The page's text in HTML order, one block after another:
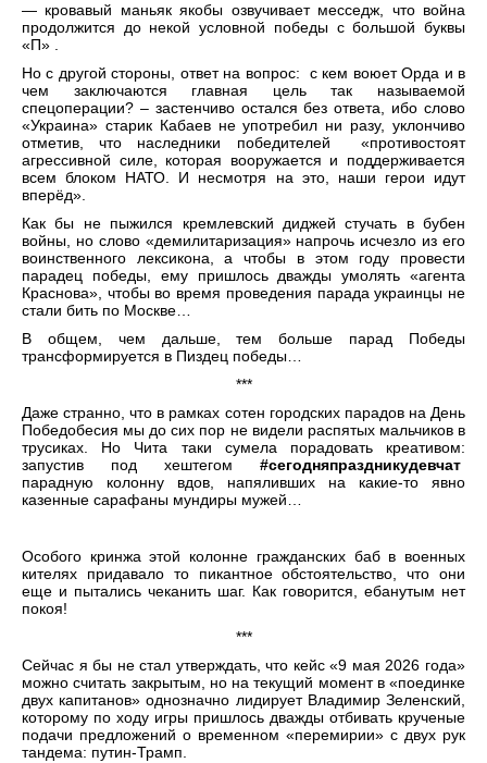
— кровавый маньяк якобы озвучивает месседж, что война
продолжится до некой условной победы с большой буквы
«П» .
Но с другой стороны, ответ на вопрос: с кем воюет Орда и в
чем заключаются главная цель так называемой
спецоперации? – застенчиво остался без ответа, ибо слово
«Украина» старик Кабаев не употребил ни разу, уклончиво
отметив, что наследники победителей «противостоят
агрессивной силе, которая вооружается и поддерживается
всем блоком НАТО. И несмотря на это, наши герои идут
вперёд».
Как бы не пыжился кремлевский диджей стучать в бубен
войны, но слово «демилитаризация» напрочь исчезло из его
воинственного лексикона, а чтобы в этом году провести
парадец победы, ему пришлось дважды умолять «агента
Краснова», чтобы во время проведения парада украинцы не
стали бить по Москве…
В общем, чем дальше, тем больше парад Победы
трансформируется в Пиздец победы…
***
Даже странно, что в рамках сотен городских парадов на День
Победобесия мы до сих пор не видели распятых мальчиков в
трусиках. Но Чита таки сумела порадовать креативом:
запустив под хештегом #cегодняпраздникудевчат
парадную колонну вдов, напяливших на какие-то явно
казенные сарафаны мундиры мужей…
Особого кринжа этой колонне гражданских баб в военных
кителях придавало то пикантное обстоятельство, что они
еще и пытались чеканить шаг. Как говорится, ебанутым нет
покоя!
***
Сейчас я бы не стал утверждать, что кейс «9 мая 2026 года»
можно считать закрытым, но на текущий момент в «поединке
двух капитанов» однозначно лидирует Владимир Зеленский,
которому по ходу игры пришлось дважды отбивать крученые
подачи предложений о временном «перемирии» с двух рук
тандема: путин-Трамп.